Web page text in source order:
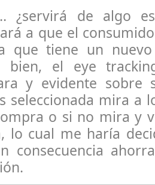
¿servirá de algo
a que el
que tiene un
bien, el eye
y evidente sobre
seleccionada mira a
o si no mira y
lo cual me haría
consecuencia